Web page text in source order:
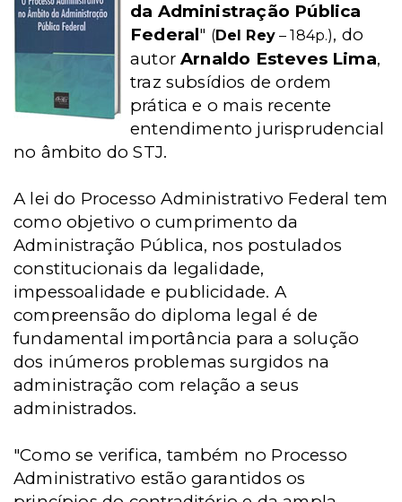
da Administração Pública
Federal" (Del Rey– 184p.), do
autorArnaldo Esteves Lima,
traz subsídios de ordem
prática e o mais recente
entendimento jurisprudencial
no âmbito do STJ.
A lei do Processo Administrativo Federal tem
como objetivo o cumprimento da
Administração Pública, nos postulados
constitucionais da legalidade,
impessoalidade e publicidade. A
compreensão do diploma legal é de
fundamental importância para a solução
dos inúmeros problemas surgidos na
administração com relação a seus
administrados.
"Como se verifica, também no Processo
Administrativo estão garantidos os